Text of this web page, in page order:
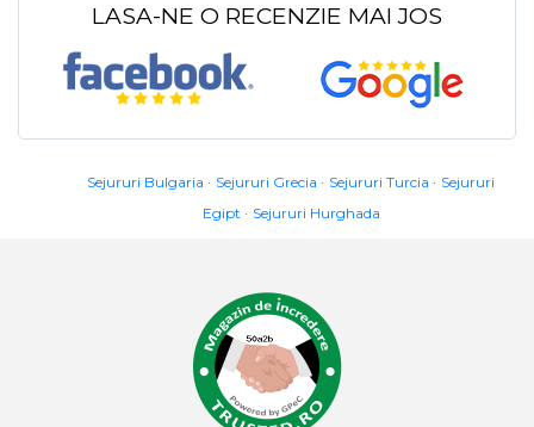
LASA-NE O RECENZIE MAI JOS
Sejururi Bulgaria Sejururi Grecia Sejururi Turcia
Sejururi
Egipt
Sejururi Hurghada